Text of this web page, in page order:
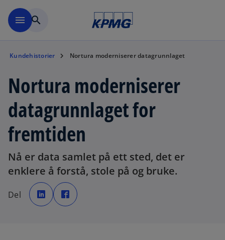
menu search
Kundehistorier Nortura moderniserer datagrunnlaget
Nortura moderniserer
datagrunnlaget for
fremtiden
Nå er data samlet på ett sted, det er
enklere å forstå, stole på og bruke.
Del
o
p
e
n
p
e